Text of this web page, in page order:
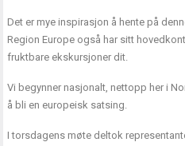
Det er mye inspirasjon å hente på
Region Europe også har sitt
fruktbare ekskursjoner dit.
Vi begynner nasjonalt, nettopp her i
å bli en europeisk satsing.
I torsdagens møte deltok